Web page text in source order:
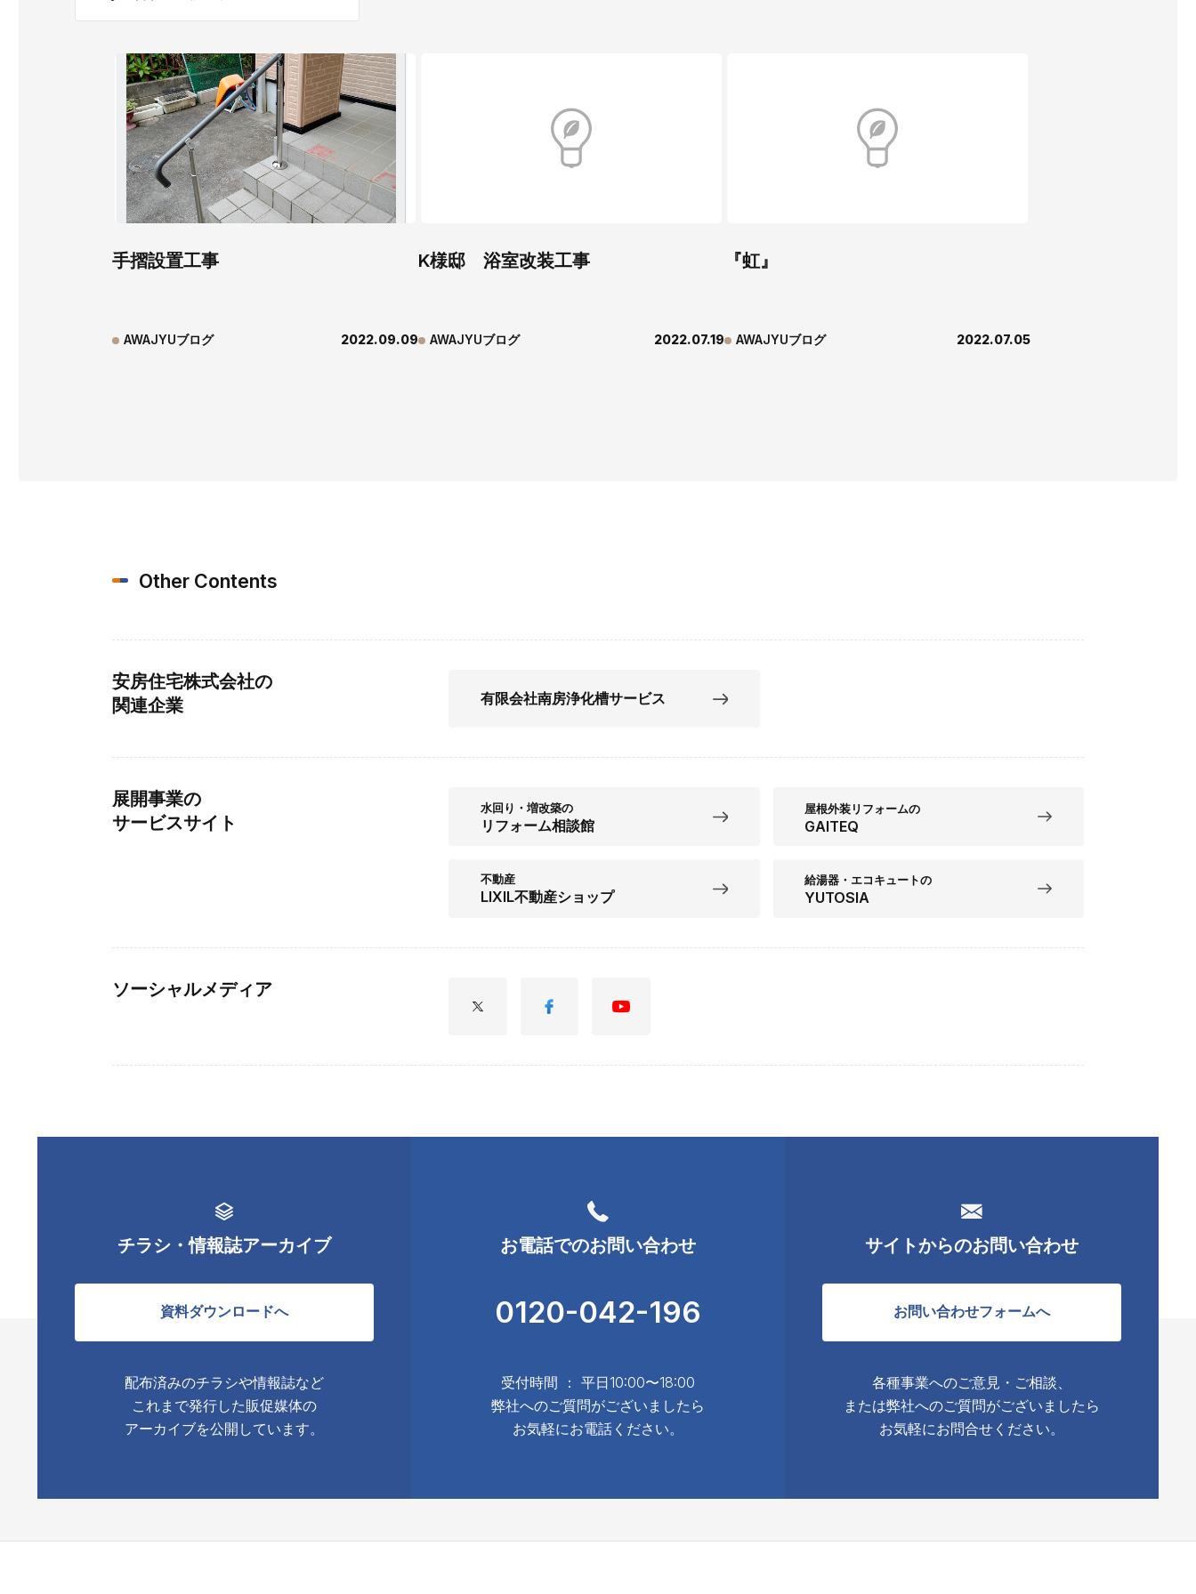
手摺設置工事
AWAJYUブログ 2022.09.09
K様邸 浴室改装工事
AWAJYUブログ 2022.07.19
『虹』
AWAJYUブログ 2022.07.05
Other Contents
安房住宅株式会社の
関連企業
有限会社南房浄化槽サービス
展開事業の
サービスサイト
水回り・増改築の
リフォーム相談館
屋根外装リフォームの
GAITEQ
不動産
LIXIL不動産ショップ
給湯器・エコキュートの
YUTOSIA
ソーシャルメディア
チラシ・情報誌アーカイブ
資料ダウンロードへ
配布済みのチラシや情報誌など
これまで発行した販促媒体の
アーカイブを公開しています。
お電話でのお問い合わせ
0120-042-196
受付時間 ： 平日10:00〜18:00
弊社へのご質問がございましたら
お気軽にお電話ください。
サイトからのお問い合わせ
お問い合わせフォームへ
各種事業へのご意見・ご相談、
または弊社へのご質問がございましたら
お気軽にお問合せください。